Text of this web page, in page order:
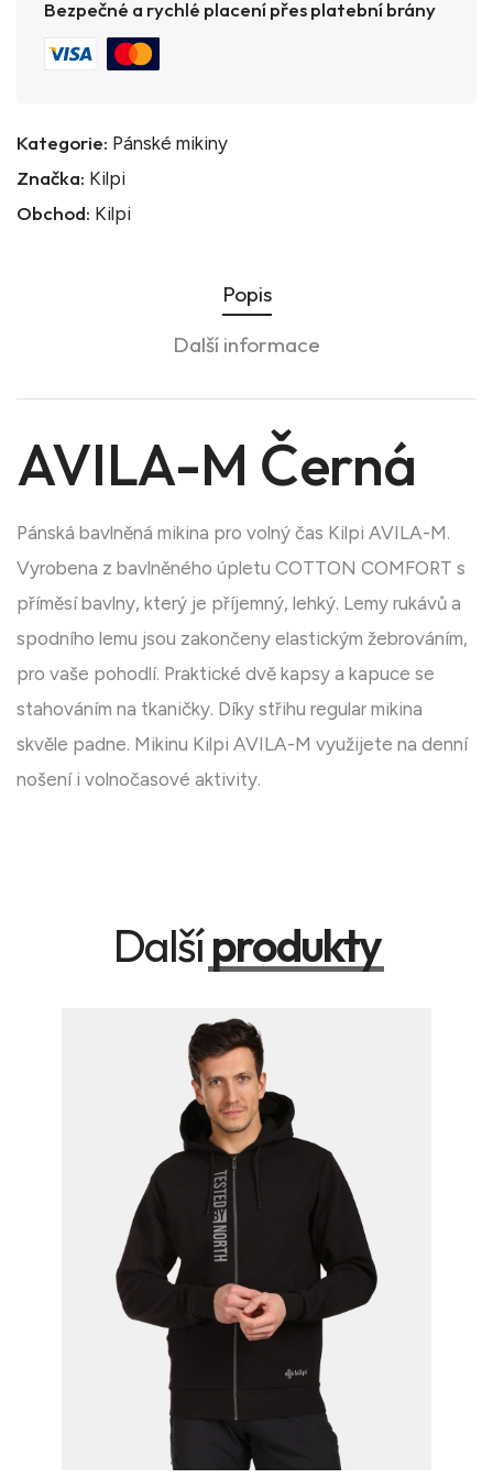
Bezpečné a rychlé placení přes platební brány
Kategorie: Pánské mikiny
Značka: Kilpi
Obchod: Kilpi
Popis
Další informace
AVILA-M Černá
Pánská bavlněná mikina pro volný čas Kilpi AVILA-M.
Vyrobena z bavlněného úpletu COTTON COMFORT s
příměsí bavlny, který je příjemný, lehký. Lemy rukávů a
spodního lemu jsou zakončeny elastickým žebrováním,
pro vaše pohodlí. Praktické dvě kapsy a kapuce se
stahováním na tkaničky. Díky střihu regular mikina
skvěle padne. Mikinu Kilpi AVILA-M využijete na denní
nošení i volnočasové aktivity.
Dalšíprodukty